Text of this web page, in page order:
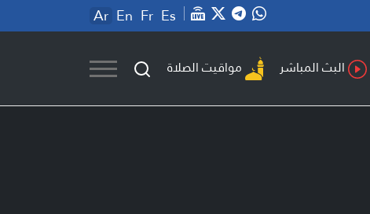
Ar En Fr Es
البث المباشر مواقيت الصلاة